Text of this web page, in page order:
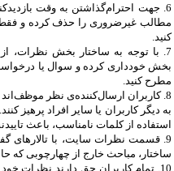
6. جهت احترام‌گذاشتن به وقت
مطالب غیرضروری را حذف کرده و
کنید.
7.
با توجه به ساختار بخش نظرات،
بخش خودداری کرده و سوال یا
مطرح کنید.
8. کاربران ارسال‌کننده‌ی نظر موظف‌اند
به دیگر کاربران یا سایر افراد پرهیز
استفاده از کلمات نامناسب، باعث
9. قسمت نظرات سایت، با تالارهای
ساختار، مباحث خارج از چهارچوبی که
10. تمام کاربران حق دارند نظرات